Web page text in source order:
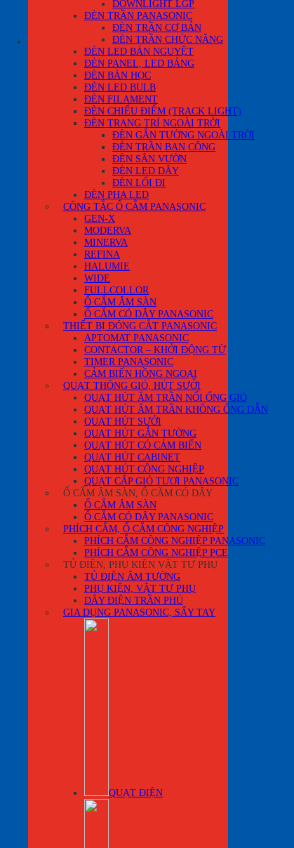
Quay trở lại cửa hàng
DOWNLIGHT LGP
ĐÈN TRẦN PANASONIC
ĐÈN TRẦN CƠ BẢN
ĐÈN TRẦN CHỨC NĂNG
ĐÈN LED BÁN NGUYỆT
ĐÈN PANEL, LED BẢNG
ĐÈN BÀN HỌC
ĐÈN LED BULB
ĐÈN FILAMENT
ĐÈN CHIẾU ĐIỂM (TRACK LIGHT)
ĐÈN TRANG TRÍ NGOÀI TRỜI
ĐÈN GẮN TƯỜNG NGOÀI TRỜI
ĐÈN TRẦN BAN CÔNG
ĐÈN SÂN VƯỜN
ĐÈN LED DÂY
ĐÈN LỐI ĐI
ĐÈN PHA LED
CÔNG TẮC Ổ CẮM PANASONIC
GEN-X
MODERVA
MINERVA
REFINA
HALUMIE
WIDE
FULLCOLLOR
Ổ CẮM ÂM SÀN
Ổ CẮM CÓ DÂY PANASONIC
THIẾT BỊ ĐÓNG CẮT PANASONIC
APTOMAT PANASONIC
CONTACTOR – KHỞI ĐỘNG TỪ
TIMER PANASONIC
CẢM BIẾN HỒNG NGOẠI
QUẠT THÔNG GIÓ, HÚT SƯỞI
QUẠT HÚT ÂM TRẦN NỐI ỐNG GIÓ
QUẠT HÚT ÂM TRẦN KHÔNG ỐNG DẪN
QUẠT HÚT SƯỞI
QUẠT HÚT GẮN TƯỜNG
QUẠT HÚT CÓ CẢM BIẾN
QUẠT HÚT CABINET
QUẠT HÚT CÔNG NGHIỆP
QUẠT CẤP GIÓ TƯƠI PANASONIC
Ổ CẮM ÂM SÀN, Ổ CĂM CÓ DÂY
Ổ CẮM ÂM SÀN
Ổ CẮM CÓ DÂY PANASONIC
PHÍCH CẮM, Ổ CẮM CÔNG NGHIỆP
PHÍCH CẮM CÔNG NGHIỆP PANASONIC
PHÍCH CẮM CÔNG NGHIỆP PCE
TỦ ĐIỆN, PHỤ KIỆN VẬT TƯ PHỤ
TỦ ĐIỆN ÂM TƯỜNG
PHỤ KIỆN, VẬT TƯ PHỤ
DÂY ĐIỆN TRẦN PHÚ
GIA DỤNG PANASONIC, SẤY TAY
QUẠT ĐIỆN